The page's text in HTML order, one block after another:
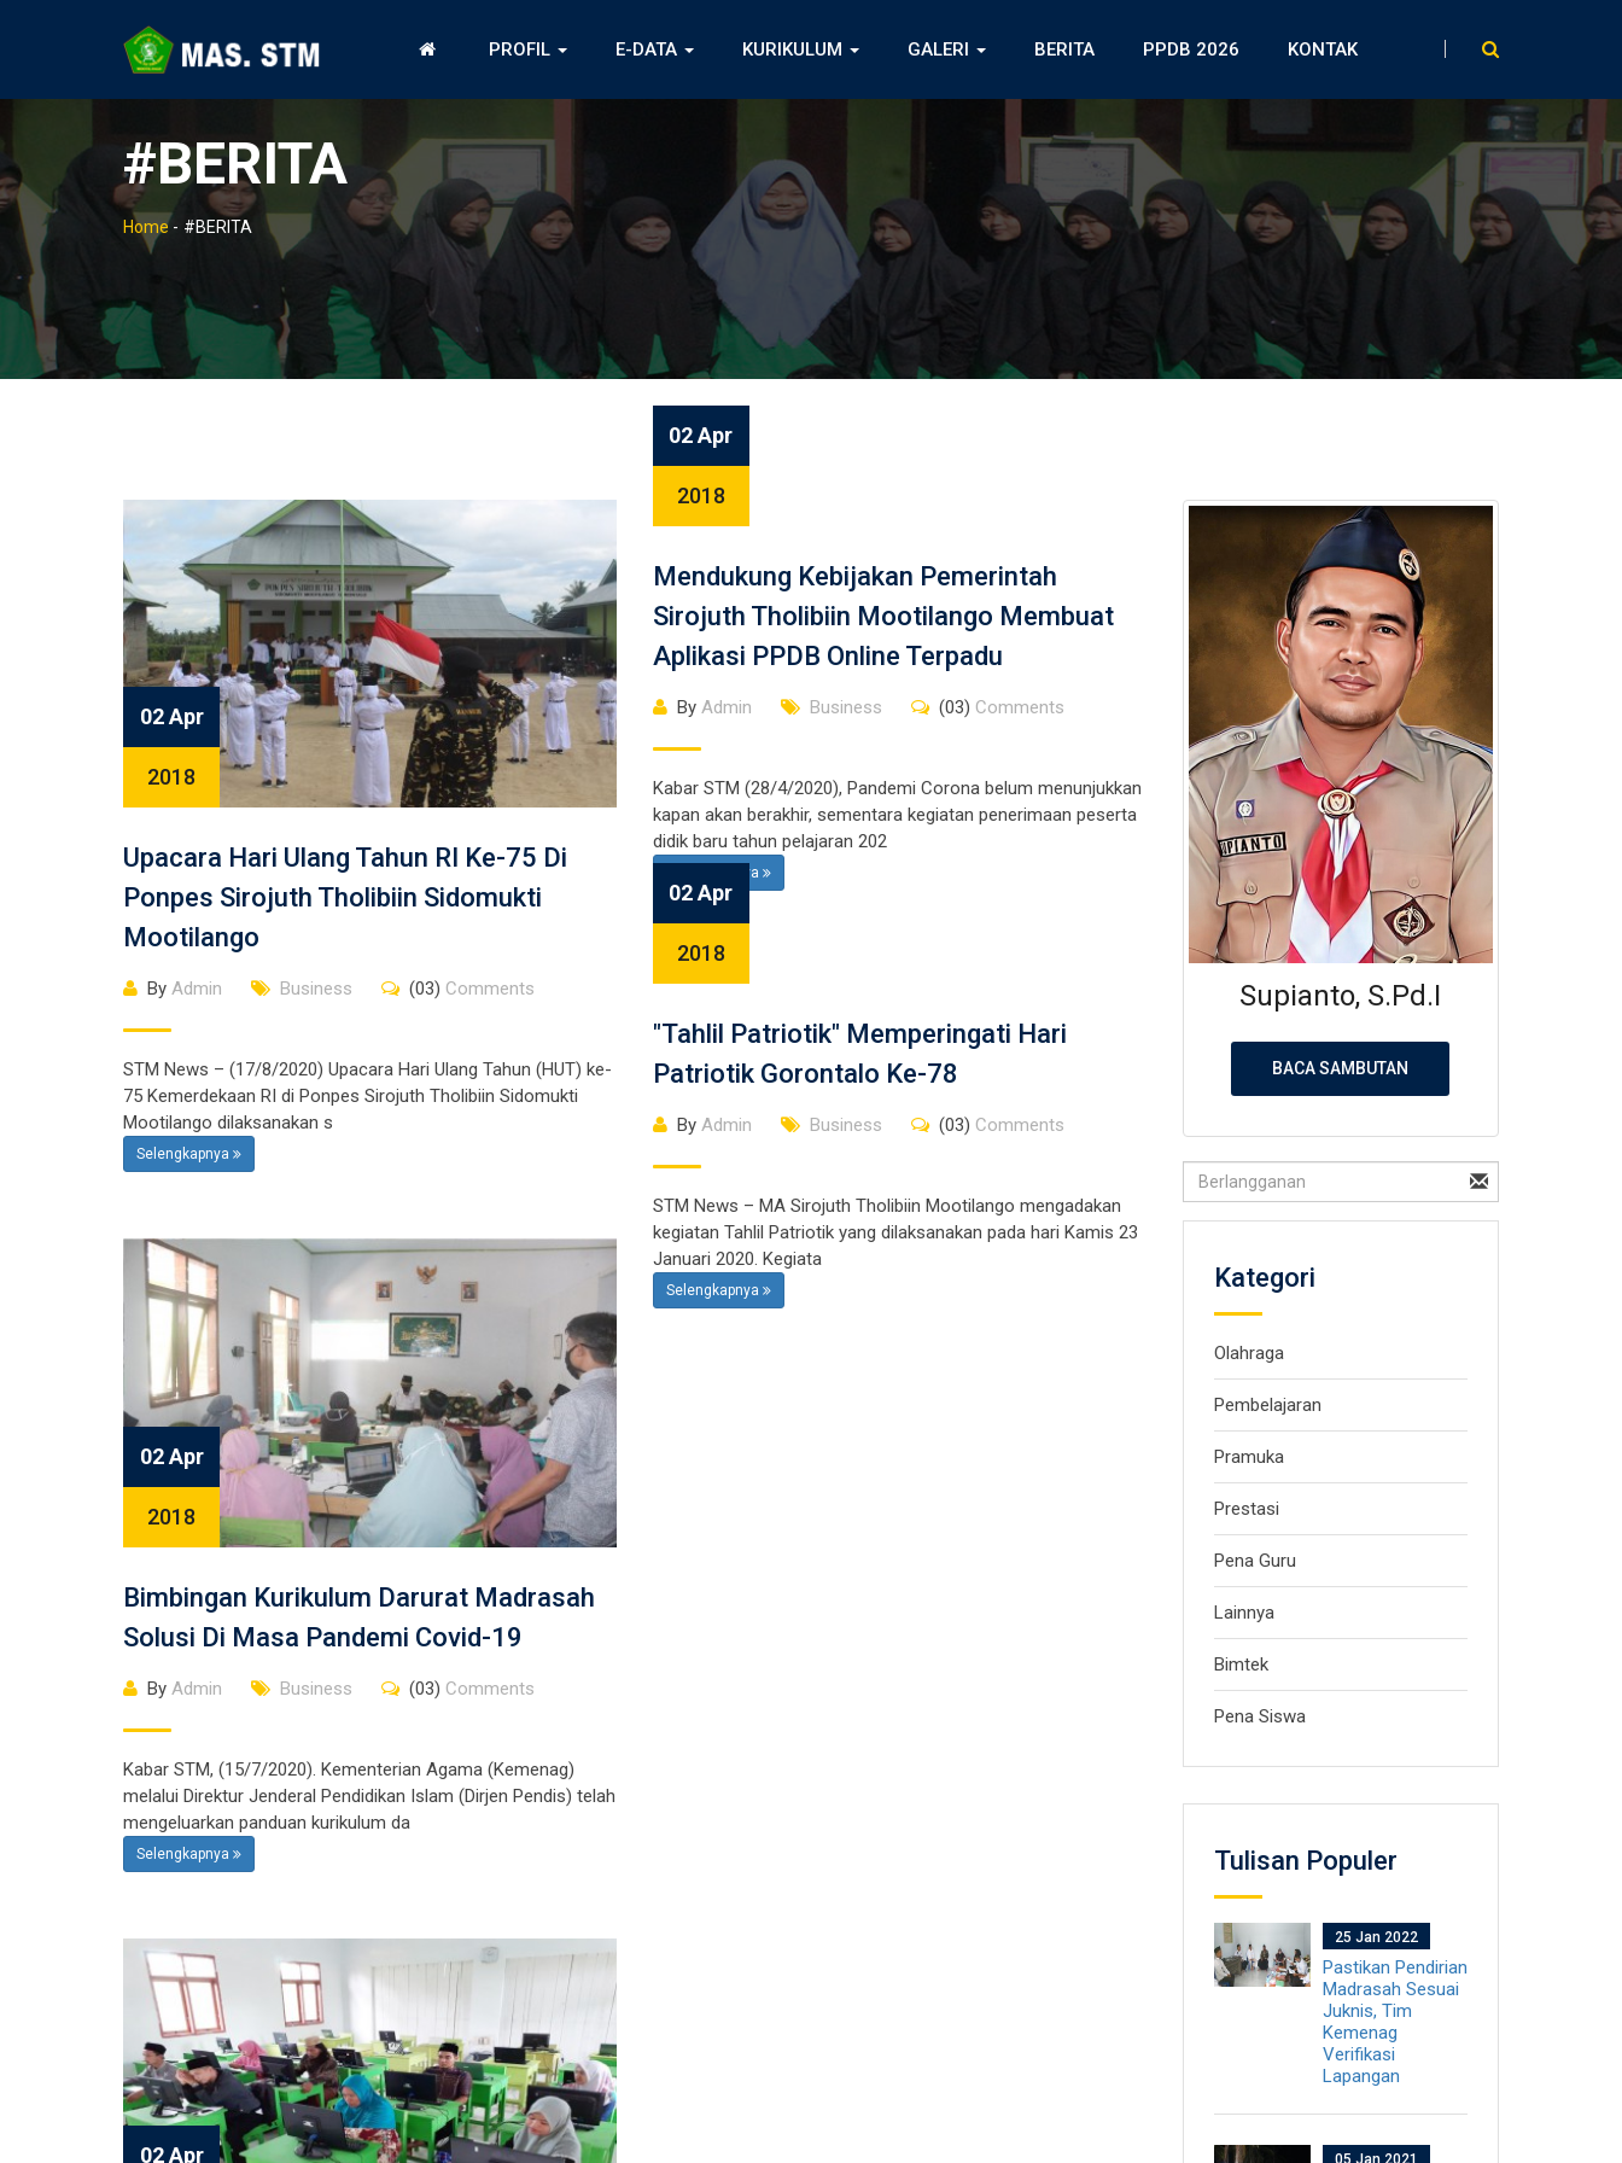
PROFIL E-DATA KURIKULUM GALERI BERITA PPDB 2026 KONTAK
#BERITA
Home - #BERITA
02 Apr
2018
Upacara Hari Ulang Tahun RI Ke-75 Di
Ponpes Sirojuth Tholibiin Sidomukti
Mootilango
By Admin Business (03) Comments
STM News – (17/8/2020) Upacara Hari Ulang Tahun (HUT) ke-
75 Kemerdekaan RI di Ponpes Sirojuth Tholibiin Sidomukti
Mootilango dilaksanakan s
Selengkapnya
02 Apr
2018
Bimbingan Kurikulum Darurat Madrasah
Solusi Di Masa Pandemi Covid-19
By Admin Business (03) Comments
Kabar STM, (15/7/2020). Kementerian Agama (Kemenag)
melalui Direktur Jenderal Pendidikan Islam (Dirjen Pendis) telah
mengeluarkan panduan kurikulum da
Selengkapnya
02 Apr
02 Apr
2018
Mendukung Kebijakan Pemerintah
Sirojuth Tholibiin Mootilango Membuat
Aplikasi PPDB Online Terpadu
ByAdmin Business (03) Comments
Kabar STM (28/4/2020), Pandemi Corona belum menunjukkan
kapan akan berakhir, sementara kegiatan penerimaan peserta
didik baru tahun pelajaran 202
Selengkapnya
02 Apr
2018
"Tahlil Patriotik" Memperingati Hari
Patriotik Gorontalo Ke-78
ByAdmin Business (03) Comments
STM News – MA Sirojuth Tholibiin Mootilango mengadakan
kegiatan Tahlil Patriotik yang dilaksanakan pada hari Kamis 23
Januari 2020. Kegiata
Selengkapnya
Supianto, S.Pd.I
BACA SAMBUTAN
Kategori
Olahraga
Pembelajaran
Pramuka
Prestasi
Pena Guru
Lainnya
Bimtek
Pena Siswa
Tulisan Populer
25 Jan 2022
Pastikan Pendirian
Madrasah Sesuai
Juknis, Tim
Kemenag
Verifikasi
Lapangan
05 Jan 2021